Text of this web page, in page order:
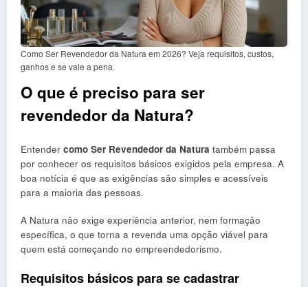
Como Ser Revendedor da Natura em 2026? Veja requisitos, custos,
ganhos e se vale a pena.
O que é preciso para ser
revendedor da Natura?
Entender como Ser Revendedor da Natura também passa
por conhecer os requisitos básicos exigidos pela empresa. A
boa notícia é que as exigências são simples e acessíveis
para a maioria das pessoas.
A Natura não exige experiência anterior, nem formação
específica, o que torna a revenda uma opção viável para
quem está começando no empreendedorismo.
Requisitos básicos para se cadastrar